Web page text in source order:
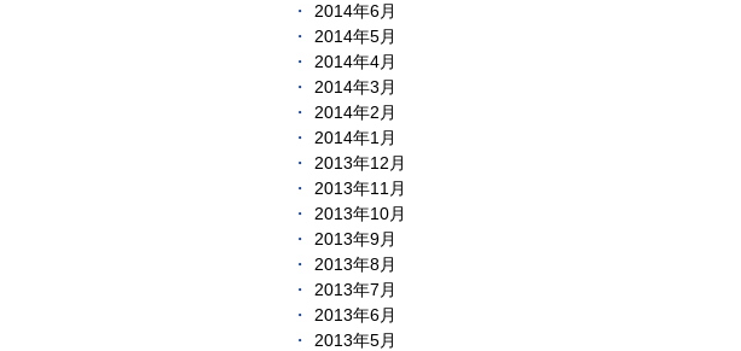
2014年6月
2014年5月
2014年4月
2014年3月
2014年2月
2014年1月
2013年12月
2013年11月
2013年10月
2013年9月
2013年8月
2013年7月
2013年6月
2013年5月